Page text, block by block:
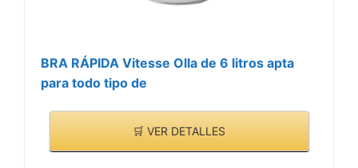
BRA RÁPIDA Vitesse Olla de 6 litros apta
para todo tipo de
🛒 VER DETALLES